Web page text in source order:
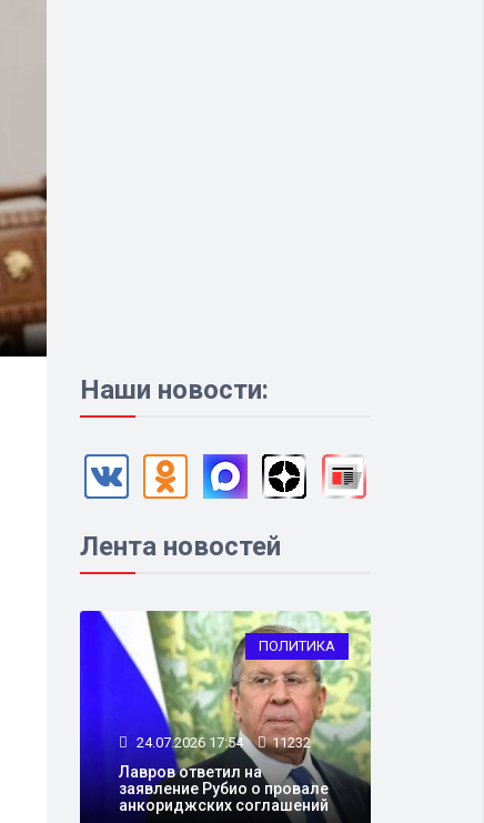
Наши новости:
Лента новостей
ПОЛИТИКА
24.07.2026 17:54 11232
Лавров ответил на
заявление Рубио о провале
анкориджских соглашений